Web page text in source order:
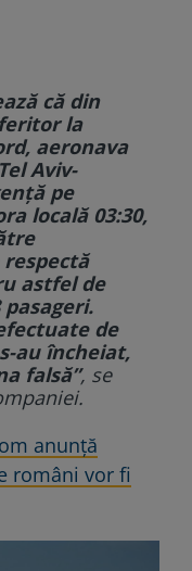
că din
la
aeronava
Aviv-
pe
locală 03:30,
astfel de
de
au încheiat,
falsă”, se
anunță
români vor fi